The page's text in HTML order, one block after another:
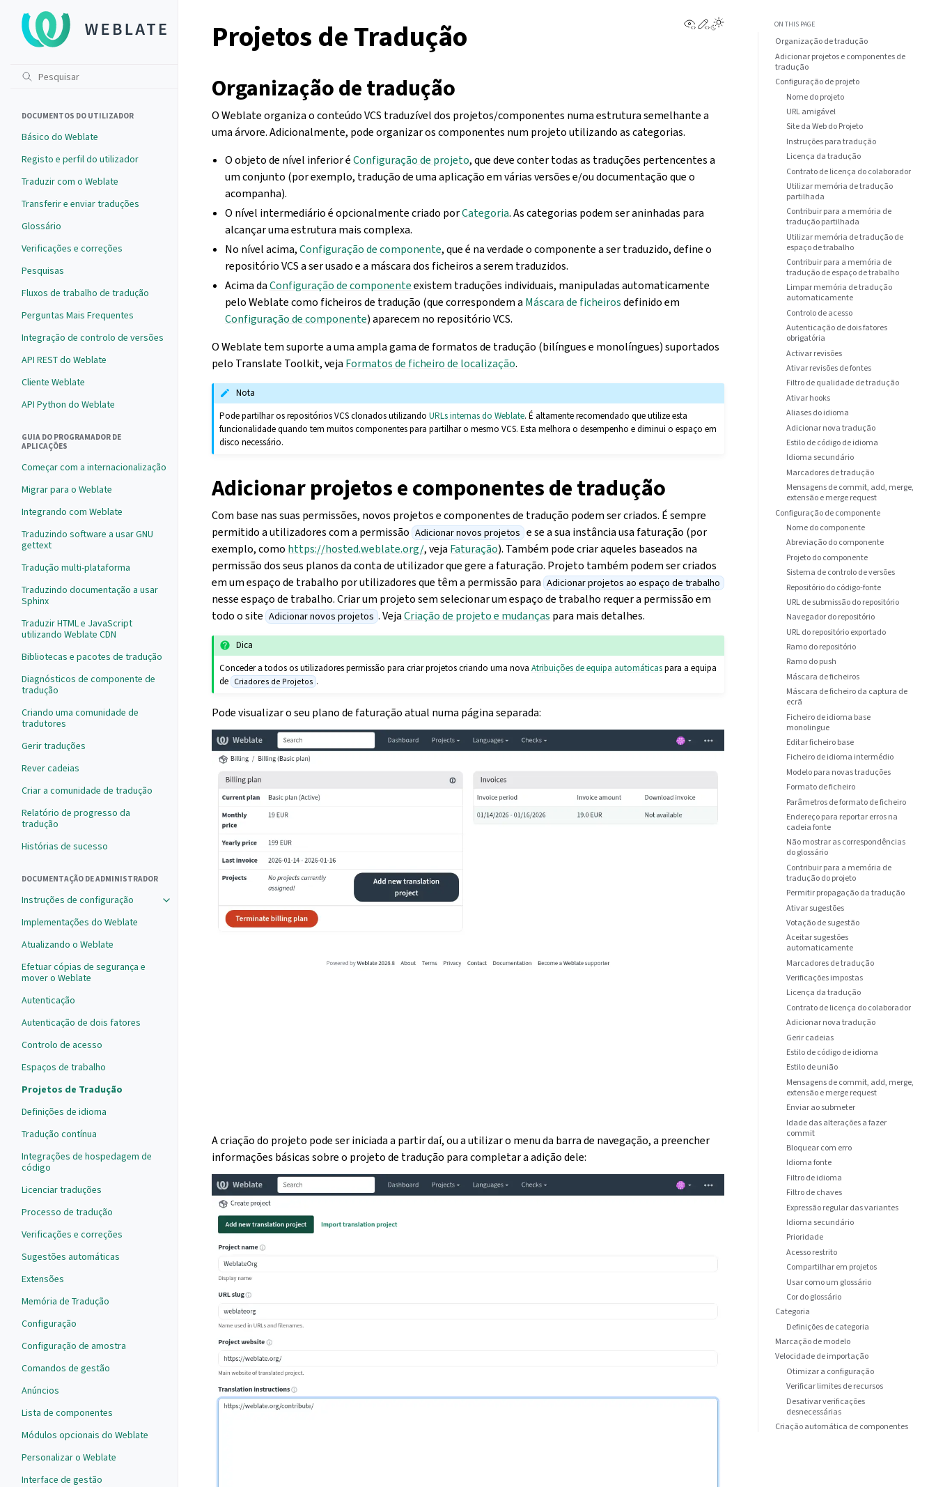
DOCUMENTOS DO UTILIZADOR
Básico do Weblate
Registo e perfil do utilizador
Traduzir com o Weblate
Transferir e enviar traduções
Glossário
Verificações e correções
Pesquisas
Fluxos de trabalho de tradução
Perguntas Mais Frequentes
Integração de controlo de versões
API REST do Weblate
Cliente Weblate
API Python do Weblate
GUIA DO PROGRAMADOR DE
APLICAÇÕES
Começar com a internacionalização
Migrar para o Weblate
Integrando com Weblate
Traduzindo software a usar GNU
gettext
Tradução multi-plataforma
Traduzindo documentação a usar
Sphinx
Traduzir HTML e JavaScript
utilizando Weblate CDN
Bibliotecas e pacotes de tradução
Diagnósticos de componente de
tradução
Criando uma comunidade de
tradutores
Gerir traduções
Rever cadeias
Criar a comunidade de tradução
Relatório de progresso da
tradução
Histórias de sucesso
DOCUMENTAÇÃO DE ADMINISTRADOR
Instruções de configuração
Implementações do Weblate
Atualizando o Weblate
Efetuar cópias de segurança e
mover o Weblate
Autenticação
Autenticação de dois fatores
Controlo de acesso
Espaços de trabalho
Projetos de Tradução
Definições de idioma
Tradução contínua
Integrações de hospedagem de
código
Licenciar traduções
Processo de tradução
Verificações e correções
Sugestões automáticas
Extensões
Memória de Tradução
Configuração
Configuração de amostra
Comandos de gestão
Anúncios
Lista de componentes
Módulos opcionais do Weblate
Personalizar o Weblate
Interface de gestão
View this page
Edit this page
Projetos de Tradução
Organização de tradução
O Weblate organiza o conteúdo VCS traduzível dos projetos/componentes numa estrutura semelhante a
uma árvore. Adicionalmente, pode organizar os componentes num projeto utilizando as categorias.
O objeto de nível inferior éConfiguração de projeto, que deve conter todas as traduções pertencentes a
um conjunto (por exemplo, tradução de uma aplicação em várias versões e/ou documentação que o
acompanha).
O nível intermediário é opcionalmente criado porCategoria. As categorias podem ser aninhadas para
alcançar uma estrutura mais complexa.
No nível acima,Configuração de componente, que é na verdade o componente a ser traduzido, define o
repositório VCS a ser usado e a máscara dos ficheiros a serem traduzidos.
Acima daConfiguração de componenteexistem traduções individuais, manipuladas automaticamente
pelo Weblate como ficheiros de tradução (que correspondem a Máscara de ficheirosdefinido em
Configuração de componente) aparecem no repositório VCS.
O Weblate tem suporte a uma ampla gama de formatos de tradução (bilíngues e monolíngues) suportados
pelo Translate Toolkit, veja Formatos de ficheiro de localização.
Nota
Pode partilhar os repositórios VCS clonados utilizandoURLs internas do Weblate. É altamente recomendado que utilize esta
funcionalidade quando tem muitos componentes para partilhar o mesmo VCS. Esta melhora o desempenho e diminui o espaço em
disco necessário.
Adicionar projetos e componentes de tradução
Com base nas suas permissões, novos projetos e componentes de tradução podem ser criados. É sempre
permitido a utilizadores com a permissão Adicionar novos projetos e se a sua instância usa faturação (por
exemplo, como https://hosted.weblate.org/, veja Faturação). Também pode criar aqueles baseados na
permissão dos seus planos da conta de utilizador que gere a faturação. Projeto também podem ser criados
em um espaço de trabalho por utilizadores que têm a permissão para Adicionar projetos ao espaço de trabalho
nesse espaço de trabalho. Criar um projeto sem selecionar um espaço de trabalho requer a permissão em
todo o site Adicionar novos projetos . VejaCriação de projeto e mudanças para mais detalhes.
Dica
Conceder a todos os utilizadores permissão para criar projetos criando uma novaAtribuições de equipa automáticaspara a equipa
de Criadores de Projetos .
Pode visualizar o seu plano de faturação atual numa página separada:
A criação do projeto pode ser iniciada a partir daí, ou a utilizar o menu da barra de navegação, a preencher
informações básicas sobre o projeto de tradução para completar a adição dele:
ON THIS PAGE
Organização de tradução
Adicionar projetos e componentes de
tradução
Configuração de projeto
Nome do projeto
URL amigável
Site da Web do Projeto
Instruções para tradução
Licença da tradução
Contrato de licença do colaborador
Utilizar memória de tradução
partilhada
Contribuir para a memória de
tradução partilhada
Utilizar memória de tradução de
espaço de trabalho
Contribuir para a memória de
tradução de espaço de trabalho
Limpar memória de tradução
automaticamente
Controlo de acesso
Autenticação de dois fatores
obrigatória
Activar revisões
Ativar revisões de fontes
Filtro de qualidade de tradução
Ativar hooks
Aliases do idioma
Adicionar nova tradução
Estilo de código de idioma
Idioma secundário
Marcadores de tradução
Mensagens de commit, add, merge,
extensão e merge request
Configuração de componente
Nome do componente
Abreviação do componente
Projeto do componente
Sistema de controlo de versões
Repositório do código-fonte
URL de submissão do repositório
Navegador do repositório
URL do repositório exportado
Ramo do repositório
Ramo do push
Máscara de ficheiros
Máscara de ficheiro da captura de
ecrã
Ficheiro de idioma base
monolingue
Editar ficheiro base
Ficheiro de idioma intermédio
Modelo para novas traduções
Formato de ficheiro
Parâmetros de formato de ficheiro
Endereço para reportar erros na
cadeia fonte
Não mostrar as correspondências
do glossário
Contribuir para a memória de
tradução do projeto
Permitir propagação da tradução
Ativar sugestões
Votação de sugestão
Aceitar sugestões
automaticamente
Marcadores de tradução
Verificações impostas
Licença da tradução
Contrato de licença do colaborador
Adicionar nova tradução
Gerir cadeias
Estilo de código de idioma
Estilo de união
Mensagens de commit, add, merge,
extensão e merge request
Enviar ao submeter
Idade das alterações a fazer
commit
Bloquear com erro
Idioma fonte
Filtro de idioma
Filtro de chaves
Expressão regular das variantes
Idioma secundário
Prioridade
Acesso restrito
Compartilhar em projetos
Usar como um glossário
Cor do glossário
Categoria
Definições de categoria
Marcação de modelo
Velocidade de importação
Otimizar a configuração
Verificar limites de recursos
Desativar verificações
desnecessárias
Criação automática de componentes